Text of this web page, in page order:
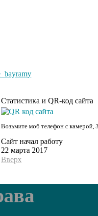
Статистика и QR-код сайта
Возьмите моб телефон с камерой,
Сайт начал работу
22 марта 2017
Вверх